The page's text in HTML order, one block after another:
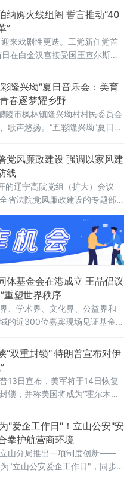
续、终止清算全环节的个人所
根据公告，个人将财产装入离
离岸信托取得收益，均属于个
的应税所得，应当依法申报纳
些个人通过设立离岸信托进行
纳姆火线组阁 誓言推动“40
”
来戏剧性更迭。工党新任党首
在白金汉宫接受国王查尔斯三
天早些时候辞去首相职务。伯
时内即完成新一届内阁组建，
人意料，被视为其开启政治新
。前国防大臣“爆冷”执掌财政根
布的人事通报，最受瞩目的财
隆兴坳”夏日音乐会：美育
春逐梦耀乡野
陵市枫林镇隆兴坳村村民委员会
歌声悠扬。“五彩隆兴坳”夏日音
三下乡”社会实践的成果集中展
年学成归乡、以美育人、薪火
回馈，更是株洲市文联、湖南
文联"村歌嘹亮"主题活动以及省
的一项重要举措。株洲市文联
党风廉政建设 强调以家风建
线
的辽宁高院党组（扩大）会议
省法院党风廉政建设的专题部
”列为重点议题之一，明确推动
风促廉风，共筑廉洁防线。会
法院党风廉政建设面临的形势进
要清醒认识严峻挑战，发扬自
焦“五个过硬”，教育引导干警砺
明法纪、固底线，着力
体基金会在港成立 王晶倡议
重塑世界秩序
、学术界、文化界、公益界和
的近300位嘉宾现场见证基金会
轴心时代》为题发表主旨演
类社会历经数千年演进，科技
富实现跨越式增长，但和平、
“双重封锁” 特朗普宣布对伊
13日宣布，美军将于14日恢复
锁，并称美国将成为“霍尔木兹
美军中央司令部随后确认，封
东部时间14日16时（伊朗当地
分）正式启动。这意味着美伊
日远程签署的谅解备忘录，在生
即告名存实亡。从“停火”到“重
"爱企工作日"！立山公安"安
拳护航营商环境
山分局推出一项制度创新——
"立山公安爱企工作日"，同步